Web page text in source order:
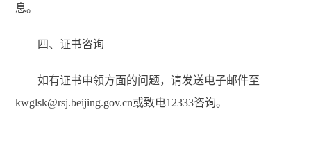
息。
四、证书咨询
如有证书申领方面的问题，请发送电子邮件至
kwglsk@rsj.beijing.gov.cn或致电12333咨询。